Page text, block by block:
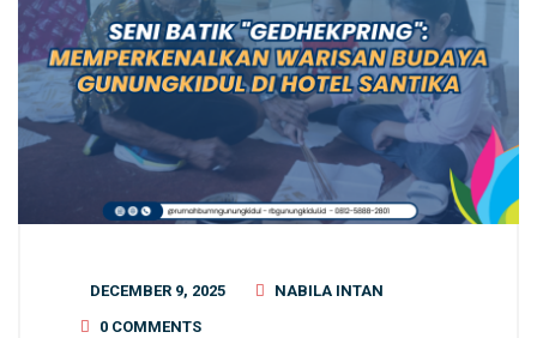
DECEMBER 9, 2025
NABILA INTAN
0 COMMENTS